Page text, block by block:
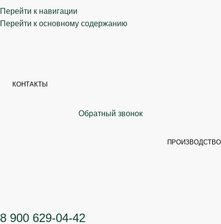
Перейти к навигации
Перейти к основному содержанию
КОНТАКТЫ
Обратный звонок
ПРОИЗВОДСТВО
8 900 629-04-42